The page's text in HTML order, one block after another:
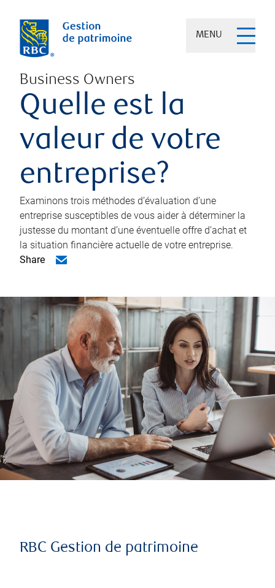
MENU
Business Owners
Quelle est la
valeur de votre
entreprise?
Examinons trois méthodes d’évaluation d’une
entreprise susceptibles de vous aider à déterminer la
justesse du montant d’une éventuelle offre d’achat et
la situation financière actuelle de votre entreprise.
Share
RBC Gestion de patrimoine